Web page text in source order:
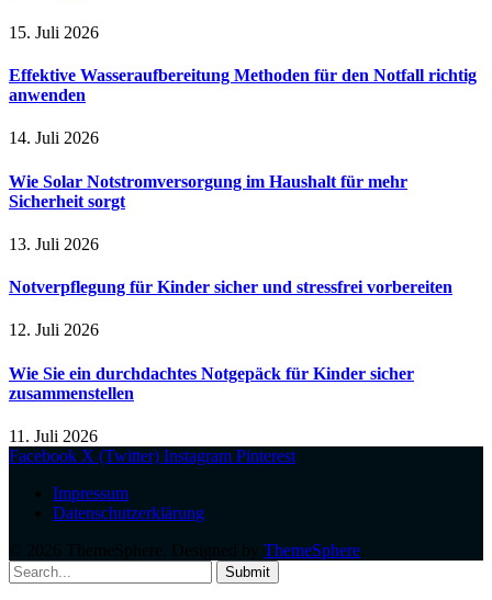
15. Juli 2026
Effektive Wasseraufbereitung Methoden für den Notfall richtig
anwenden
14. Juli 2026
Wie Solar Notstromversorgung im Haushalt für mehr
Sicherheit sorgt
13. Juli 2026
Notverpflegung für Kinder sicher und stressfrei vorbereiten
12. Juli 2026
Wie Sie ein durchdachtes Notgepäck für Kinder sicher
zusammenstellen
11. Juli 2026
Facebook X (Twitter) Instagram Pinterest
Impressum
Datenschutzerklärung
ThemeSphere
Submit